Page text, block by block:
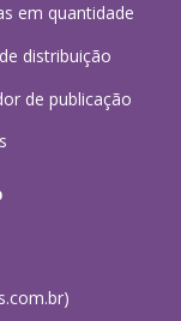
em quantidade
distribuição
de publicação